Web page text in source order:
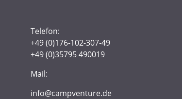
Telefon:
+49 (0)176-102-307-49
+49 (0)35795 490019
Mail:
info@campventure.de